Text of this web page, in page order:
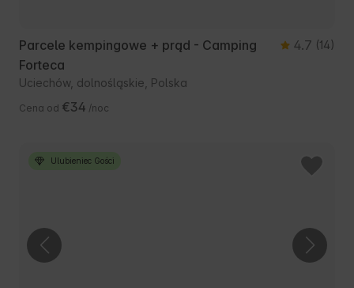
Parcele kempingowe + prąd - Camping
Forteca
4.7 (14)
Uciechów, dolnośląskie, Polska
Cena od €34 /noc
Ulubieniec Gości